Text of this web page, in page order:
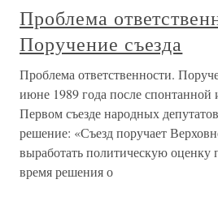
Проблема
Поручение съезда
Проблема ответственности.
июне 1989 года после спонтанной
Первом съезде народных
решение: «Съезд поручает
выработать политическую оценку
время решения о